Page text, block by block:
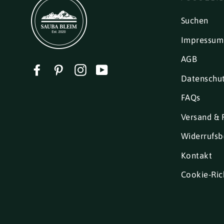
FacebookPinterestInstagram
Suchen
Impressum
AGB
FAQs
Versand &
Kontakt
Cookie-